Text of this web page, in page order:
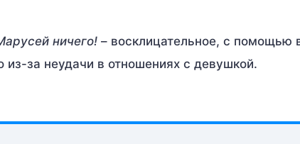
ничего! – восклицательное, с помощью
из-за неудачи в отношениях с девушкой.